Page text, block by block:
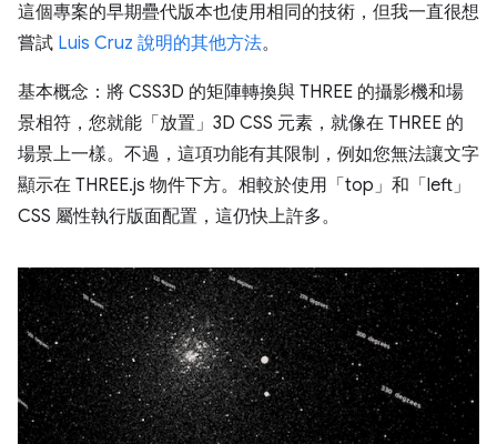
這個專案的早期疊代版本也使用相同的技術，但我一直很想
嘗試 Luis Cruz 說明的其他方法。
基本概念：將 CSS3D 的矩陣轉換與 THREE 的攝影機和場
景相符，您就能「放置」3D CSS 元素，就像在 THREE 的
場景上一樣。不過，這項功能有其限制，例如您無法讓文字
顯示在 THREE.js 物件下方。相較於使用「top」和「left」
CSS 屬性執行版面配置，這仍快上許多。